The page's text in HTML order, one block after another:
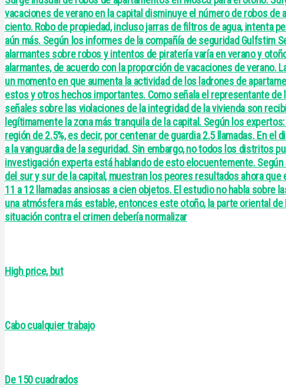
vacaciones de verano en la capital disminuye el número de robos
ciento. Robo de propiedad, incluso jarras de filtros de agua, intenta
aún más. Según los informes de la compañía de seguridad Gulfstim
alarmantes sobre robos y intentos de piratería varía en verano y
alarmantes, de acuerdo con la proporción de vacaciones de verano.
un momento en que aumenta la actividad de los ladrones de
estos y otros hechos importantes. Como señala el representante
señales sobre las violaciones de la integridad de la vivienda son
legítimamente la zona más tranquila de la capital. Según los
región de 2.5%, es decir, por centenar de guardia 2.5 llamadas. En
a la vanguardia de la seguridad. Sin embargo, no todos los distritos
investigación experta está hablando de esto elocuentemente.
del sur y sur de la capital, muestran los peores resultados ahora
11 a 12 llamadas ansiosas a cien objetos. El estudio no habla
una atmósfera más estable, entonces este otoño, la parte oriental
situación contra el crimen debería normalizar
High price, but
Cabo cualquier trabajo
De 150 cuadrados